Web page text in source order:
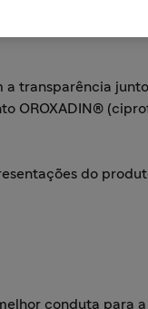
transparência
OROXADIN®
do
conduta para